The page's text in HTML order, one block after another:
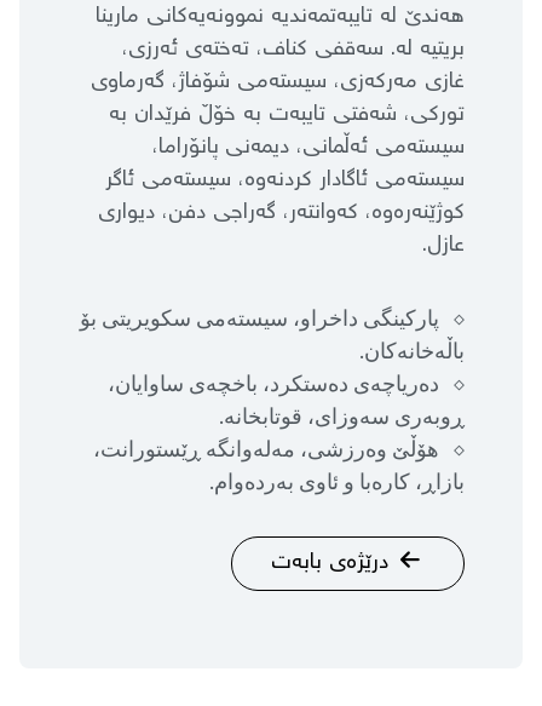
هەندێ لە تایبەتمەندیە نموونەیەكانی مارینا
بریتیە لە. سەقفی كناف، تەختەی ئەرزی،
غازی مەركەزی، سیستەمی شۆفاژ، گەرماوی
توركی، شەفتی تایبەت بە خۆڵ فرێدان بە
سیستەمی ئەڵمانی، دیمەنی پانۆراما،
سیستەمی ئاگادار كردنەوە، سیستەمی ئاگر
كوژێنەرەوە، كەوانتەر، گەراجی دفن، دیواری
عازل.
پاركینگی داخراو، سیستەمی سكویریتی بۆ
باڵەخانەكان.
دەریاچەی دەستكرد، باخچەی ساوایان،
ڕوبەری سەوزای، قوتابخانە.
ھۆڵێ وەرزشی، مەلەوانگە ڕێستورانت،
بازاڕ، كارەبا و ئاوی بەردەوام.
درێژەی بابەت